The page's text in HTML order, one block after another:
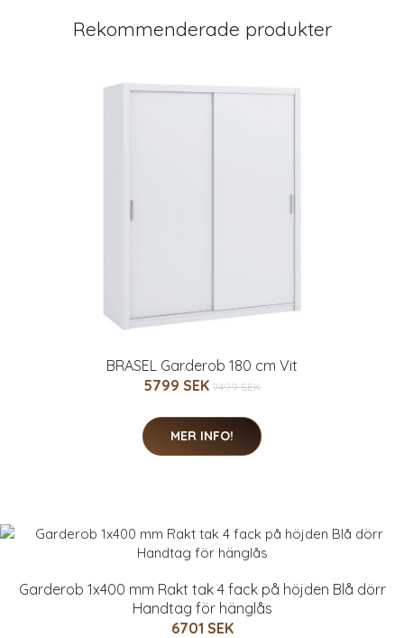
Rekommenderade produkter
BRASEL Garderob 180 cm Vit
5799 SEK 7499 SEK
MER INFO!
Garderob 1x400 mm Rakt tak 4 fack på höjden Blå dörr
Handtag för hänglås
6701 SEK